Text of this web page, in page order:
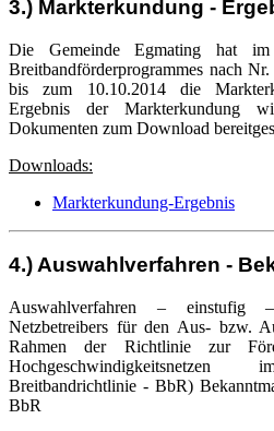
3.) Markterkundung -
Die Gemeinde Egmating hat im
Breitbandförderprogrammes nach
bis zum 10.10.2014 die
Ergebnis der Markterkundung
Dokumenten zum Download
Downloads:
Markterkundung-Ergebnis
4.) Auswahlverfahren -
Auswahlverfahren – einstufig
Netzbetreibers für den Aus- bzw.
Rahmen der Richtlinie zur
Breitbandrichtlinie - BbR)
BbR